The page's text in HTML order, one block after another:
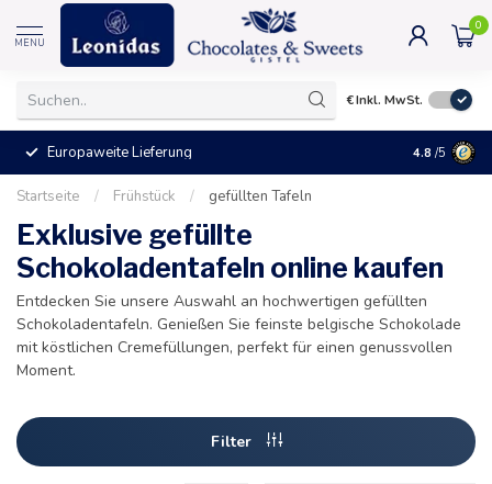
MENU
0
€Inkl. MwSt.
Europaweite Lieferung +25°C =
4.8 /5
Startseite / Frühstück / gefüllten Tafeln
Exklusive gefüllte
Schokoladentafeln online kaufen
Entdecken Sie unsere Auswahl an hochwertigen gefüllten
Schokoladentafeln. Genießen Sie feinste belgische Schokolade
mit köstlichen Cremefüllungen, perfekt für einen genussvollen
Moment.
Filter